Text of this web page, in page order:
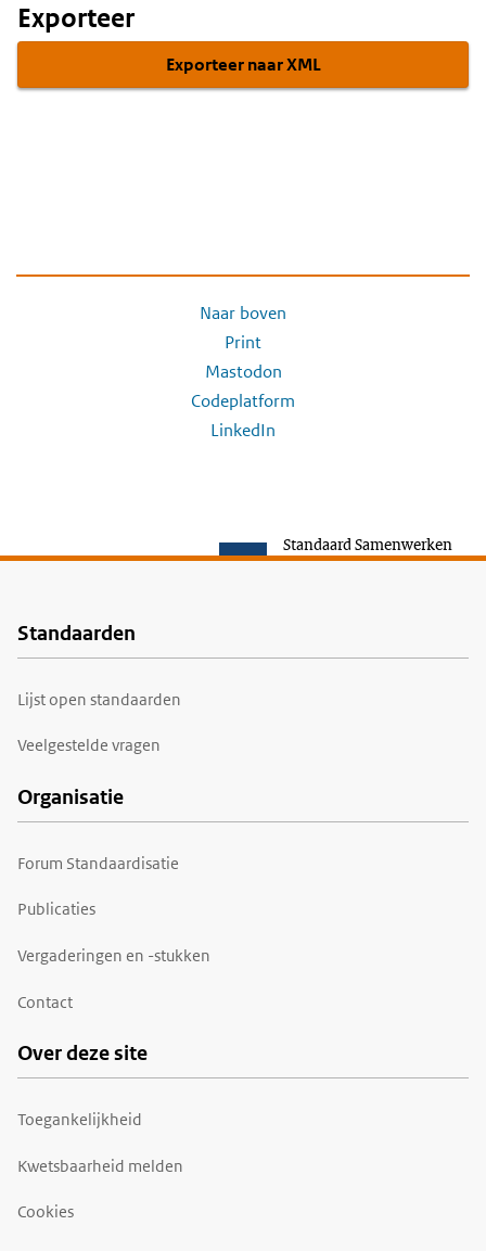
Exporteer
Exporteer naar XML
Naar boven
Print
Mastodon
Codeplatform
LinkedIn
Standaard Samenwerken
Voet
Standaarden
Lijst open standaarden
Veelgestelde vragen
Organisatie
Forum Standaardisatie
Publicaties
Vergaderingen en -stukken
Contact
Over deze site
Toegankelijkheid
Kwetsbaarheid melden
Cookies